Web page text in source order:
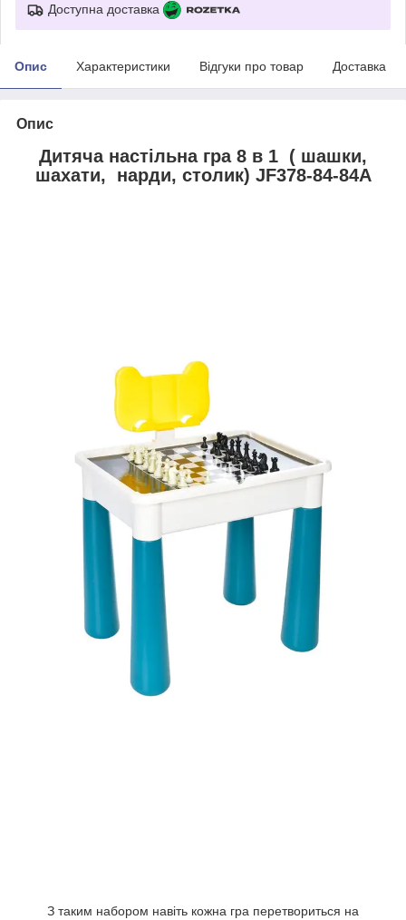
Доступна доставка
Опис Характеристики Відгуки про товар Доставка
Опис
Дитяча настільна гра 8 в 1 ( шашки,
шахати, нарди, столик) JF378-84-84A
З таким набором навіть кожна гра перетвориться на